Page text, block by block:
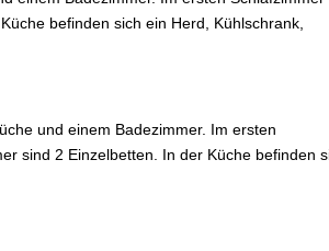
befinden sich ein Herd, Kühlschrank,
und einem Badezimmer. Im ersten
sind 2 Einzelbetten. In der Küche befinden